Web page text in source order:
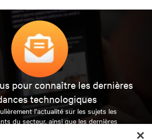
pour connaître les dernières
technologiques
l’actualité sur les sujets les
du secteur, ainsi que les dernières